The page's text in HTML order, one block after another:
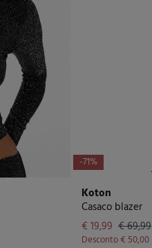
-71%
Koton
Casaco blazer
€ 19,99 € 69,99
Desconto€ 50,00